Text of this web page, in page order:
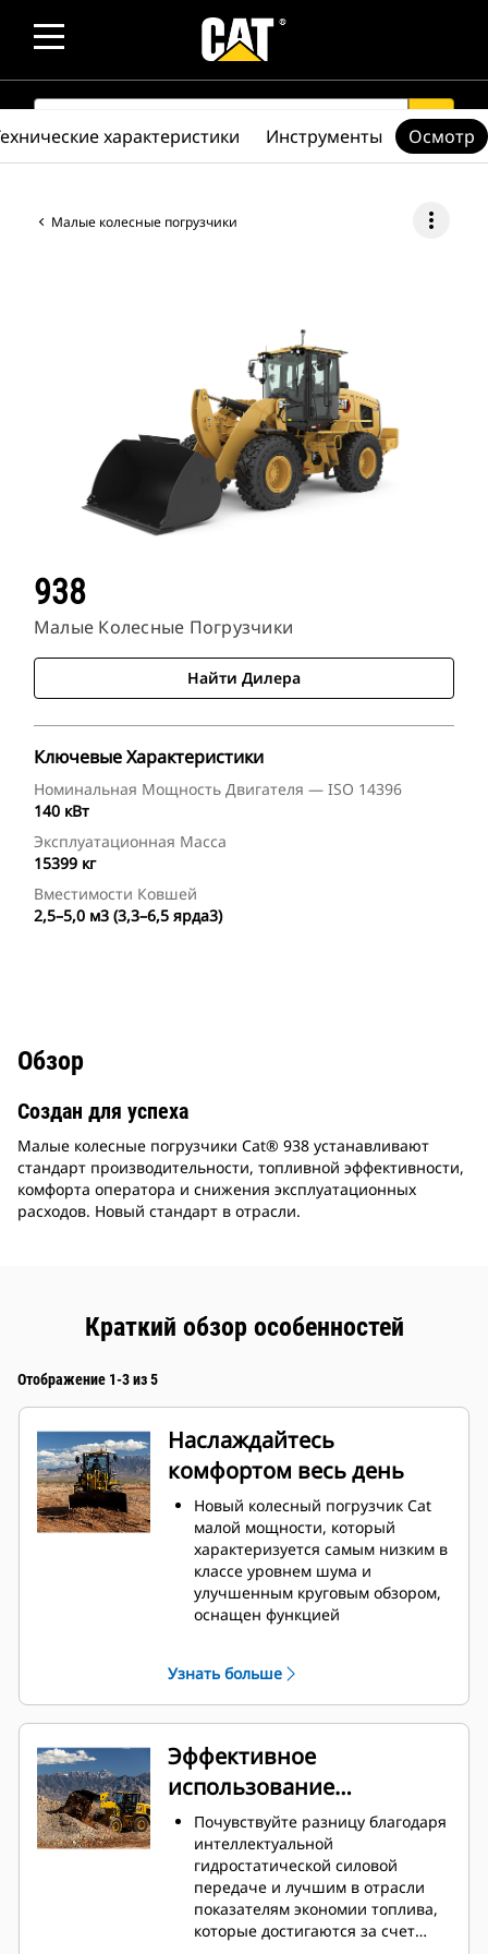
SEARCH search
Малые колесные погрузчики more_vert
938
Малые Колесные Погрузчики
Найти Дилера
Ключевые Характеристики
Номинальная Мощность Двигателя — ISO 14396
140 кВт
Эксплуатационная Масса
15399 кг
Вместимости Ковшей
2,5–5,0 м3 (3,3–6,5 ярда3)
характеристики Инструменты Осмотр
Обзор
Создан для успеха
Малые колесные погрузчики Cat® 938 устанавливают
стандарт производительности, топливной эффективности,
комфорта оператора и снижения эксплуатационных
расходов. Новый стандарт в отрасли.
Краткий обзор особенностей
Отображение 1-3 из 5
Наслаждайтесь
комфортом весь день
Новый колесный погрузчик Cat
малой мощности, который
характеризуется самым низким в
классе уровнем шума и
улучшенным круговым обзором,
оснащен функцией
использовании джойстиками, с
помощью которых можно
управлять полностью
настраиваемой подвеской
сиденья. Просторное рабочее
место оператора,
демпфирование гидроцилиндра
Caterpillar и безупречное
плавное управление делают
кабину погрузчика самой
комфортной на всей рабочей
площадке.
Обновление в виде
Узнать больше
Эффективное
использование
мощности
Почувствуйте разницу благодаря
интеллектуальной
гидростатической силовой
передаче и лучшим в отрасли
показателям экономии топлива,
которые достигаются за счет